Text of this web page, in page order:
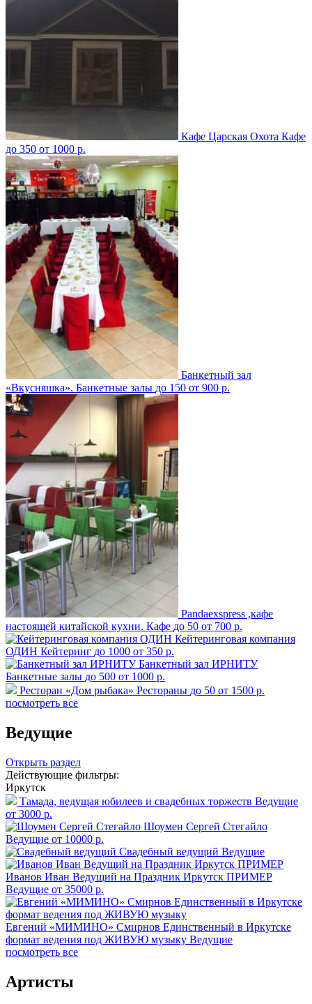
Кафе Царская Охота Кафе
до 350 от 1000 р.
Банкетный зал
«Вкусняшка». Банкетные залы до 150 от 900 р.
Pandaexspress ,кафе
настоящей китайской кухни. Кафе до 50 от 700 р.
Кейтеринговая компания
ОДИН Кейтеринг до 1000 от 350 р.
Банкетный зал ИРНИТУ
Банкетные залы до 500 от 1000 р.
Ресторан «Дом рыбака» Рестораны до 50 от 1500 р.
посмотреть все
Ведущие
Открыть раздел
Действующие фильтры:
Иркутск
Тамада, ведущая юбилеев и свадебных торжеств Ведущие
от 3000 р.
Шоумен Сергей Стегайло
Ведущие от 10000 р.
Свадебный ведущий Ведущие
Иванов Иван Ведущий на Праздник Иркутск ПРИМЕР
Ведущие от 35000 р.
Евгений «МИМИНО» Смирнов Единственный в Иркутске
формат ведения под ЖИВУЮ музыку Ведущие
посмотреть все
Артисты